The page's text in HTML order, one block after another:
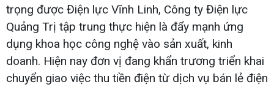
trọng được Điện lực Vĩnh Linh, Công ty Điện lực
Quảng Trị tập trung thực hiện là đẩy mạnh ứng
dụng khoa học công nghệ vào sản xuất, kinh
doanh. Hiện nay đơn vị đang khẩn trương triển khai
chuyển giao việc thu tiền điện từ dịch vụ bán lẻ điện